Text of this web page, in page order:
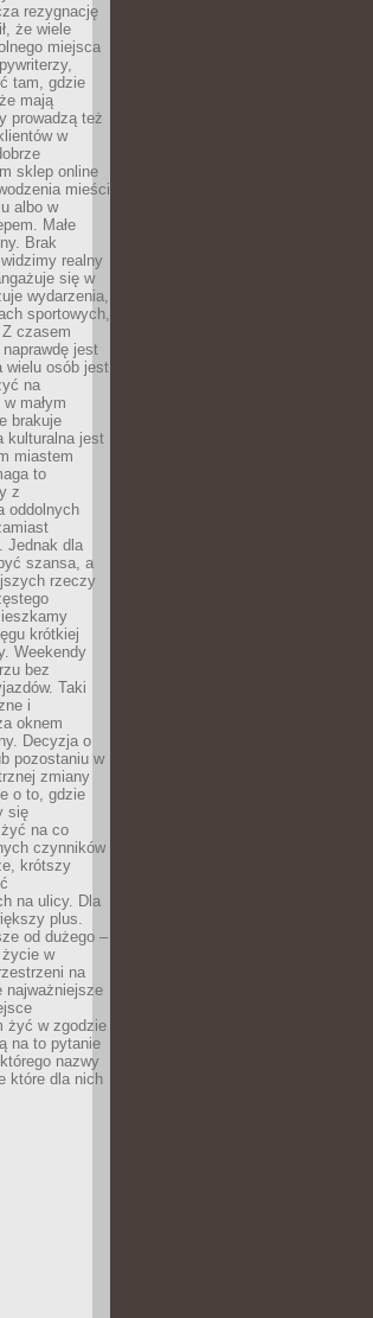
rezygnację
że wiele
miejsca
tam, gdzie
mają
prowadzą też
w
sklep online
mieści
albo w
Małe
Brak
realny
się w
wydarzenia,
sportowych,
czasem
jest
wielu osób jest
na
małym
brakuje
kulturalna jest
miastem
to
z
oddolnych
Jednak dla
szansa, a
rzeczy
krótkiej
Weekendy
bez
Taki
i
oknem
Decyzja o
pozostaniu w
zmiany
o to, gdzie
się
na co
czynników
krótszy
na ulicy. Dla
plus.
od dużego –
w
na
najważniejsze
żyć w zgodzie
na to pytanie
nazwy
które dla nich